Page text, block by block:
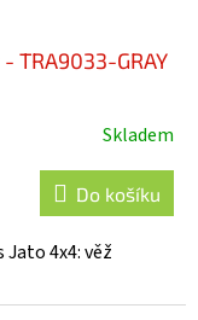
TRA9033-GRAY
Skladem
Do košíku
4x4: věž